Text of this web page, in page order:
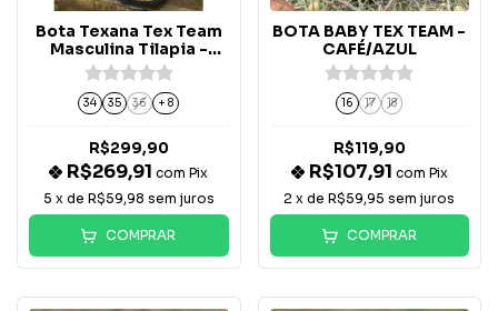
Bota Texana Tex Team
Masculina Tilapia -
Preto
34 35 36 + 8
R$299,90
R$269,91com Pix
5 x de R$59,98 sem juros
COMPRAR
BOTA BABY TEX TEAM -
CAFÉ/AZUL
16 17 18
R$119,90
R$107,91 com Pix
2 x deR$59,95 sem juros
COMPRAR